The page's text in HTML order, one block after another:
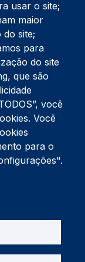
usar o site;
maior
do site;
para
do site
que são
você
Você
para o